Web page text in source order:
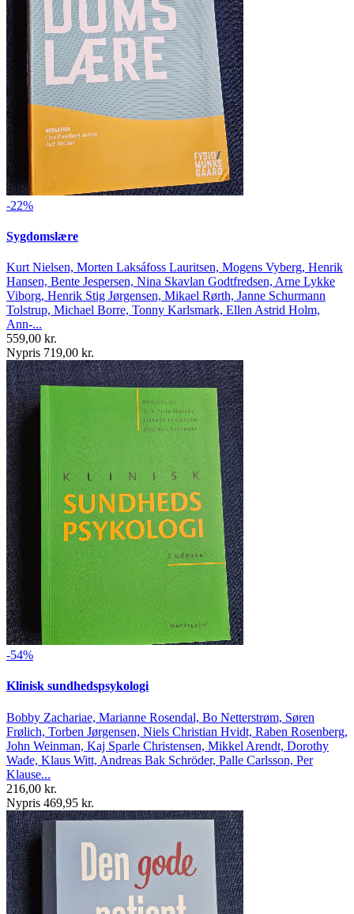
-22%
Sygdomslære
Kurt Nielsen, Morten Laksáfoss Lauritsen, Mogens Vyberg, Henrik
Hansen, Bente Jespersen, Nina Skavlan Godtfredsen, Arne Lykke
Viborg, Henrik Stig Jørgensen, Mikael Rørth, Janne Schurmann
Tolstrup, Michael Borre, Tonny Karlsmark, Ellen Astrid Holm,
Ann-...
559,00 kr.
Nypris 719,00 kr.
-54%
Klinisk sundhedspsykologi
Bobby Zachariae, Marianne Rosendal, Bo Netterstrøm, Søren
Frølich, Torben Jørgensen, Niels Christian Hvidt, Raben Rosenberg,
John Weinman, Kaj Sparle Christensen, Mikkel Arendt, Dorothy
Wade, Klaus Witt, Andreas Bak Schröder, Palle Carlsson, Per
Klause...
216,00 kr.
Nypris 469,95 kr.